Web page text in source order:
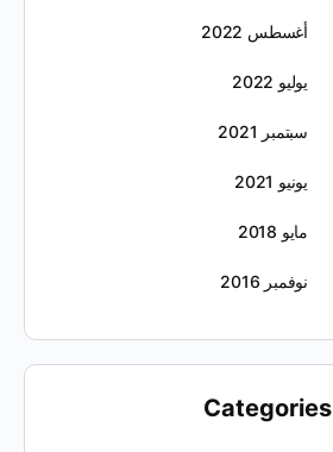
أغسطس 2022
يوليو 2022
سبتمبر 2021
يونيو 2021
مايو 2018
نوفمبر 2016
Categories